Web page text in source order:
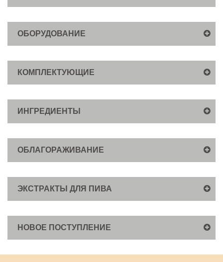
ОБОРУДОВАНИЕ
КОМПЛЕКТУЮЩИЕ
ИНГРЕДИЕНТЫ
ОБЛАГОРАЖИВАНИЕ
ЭКСТРАКТЫ ДЛЯ ПИВА
НОВОЕ ПОСТУПЛЕНИЕ